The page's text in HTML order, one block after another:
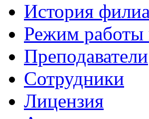
История
Режим работы
Преподаватели
Сотрудники
Лицензия